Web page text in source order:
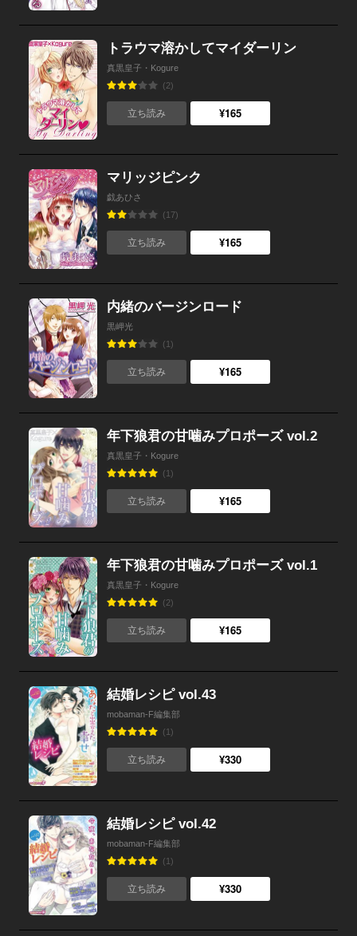
トラウマ溶かしてマイダーリン
真黒皇子・Kogure
(2)
立ち読み ¥165
マリッジピンク
戯あひさ
(17)
立ち読み ¥165
内緒のバージンロード
黒岬光
(1)
立ち読み ¥165
年下狼君の甘噛みプロポーズ vol.2
真黒皇子・Kogure
(1)
立ち読み ¥165
年下狼君の甘噛みプロポーズ vol.1
真黒皇子・Kogure
(2)
立ち読み ¥165
結婚レシピ vol.43
mobaman-F編集部
(1)
立ち読み ¥330
結婚レシピ vol.42
mobaman-F編集部
(1)
立ち読み ¥330